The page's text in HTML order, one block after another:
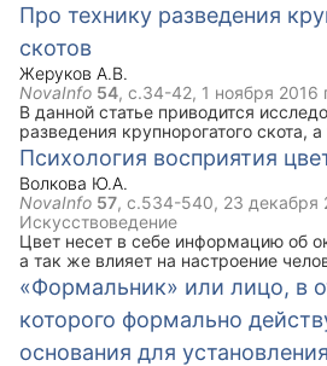
Про технику разведения
скотов
Жеруков А.В.
NovaInfo 54, с.34-42, 1 ноября 2016
В данной статье приводится
разведения крупнорогатого скота,
благоприятным подходам к
молодняка, наиболее проблемным
выращивании телят, расчеты
кормления племенных телят на
породы до 6-месячного возраста.
Психология восприятия
Волкова Ю.А.
NovaInfo 57, с.534-540, 23 декабря
Искусствоведение
Цвет несет в себе информацию об
а так же влияет на настроение
решения. Он может вызывать
же воздействовать на мозг
чувствовать соответствующие
определённые действия.
«Формальник» или лицо, в
которого формально
основания для установления